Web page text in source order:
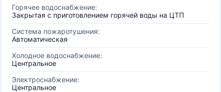
Горячее водоснабжение:
Закрытая с приготовлением горячей воды на ЦТП
Система пожаротушения:
Автоматическая
Холодное водоснабжение:
Центральное
Электроснабжение:
Центральное